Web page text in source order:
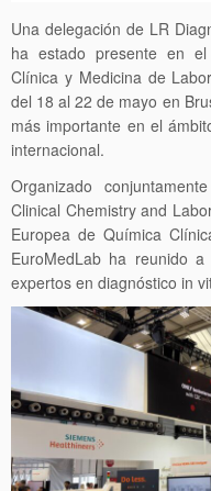
Una delegación de LR
ha estado presente en
Clínica y Medicina de
del 18 al 22 de mayo en
más importante en el
internacional.
Organizado
Clinical Chemistry and
Europea de Química
EuroMedLab ha reunido
expertos en diagnóstico in